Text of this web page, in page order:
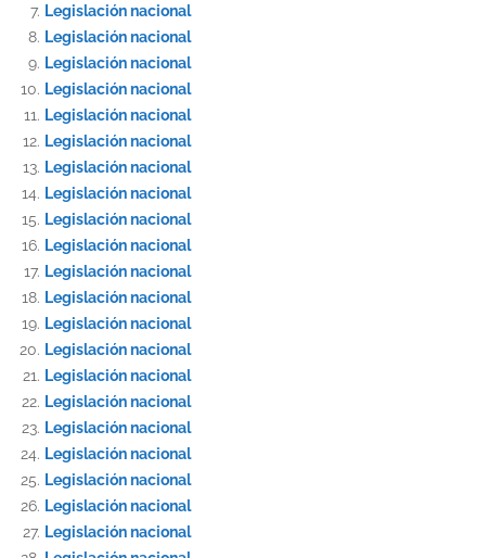
Legislación nacional
Legislación nacional
Legislación nacional
Legislación nacional
Legislación nacional
Legislación nacional
Legislación nacional
Legislación nacional
Legislación nacional
Legislación nacional
Legislación nacional
Legislación nacional
Legislación nacional
Legislación nacional
Legislación nacional
Legislación nacional
Legislación nacional
Legislación nacional
Legislación nacional
Legislación nacional
Legislación nacional